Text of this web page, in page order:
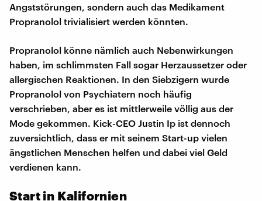
Angststörungen, sondern auch das Medikament
Propranolol trivialisiert werden könnten.
Propranolol könne nämlich auch Nebenwirkungen
haben, im schlimmsten Fall sogar Herzaussetzer oder
allergischen Reaktionen. In den Siebzigern wurde
Propranolol von Psychiatern noch häufig
verschrieben, aber es ist mittlerweile völlig aus der
Mode gekommen. Kick-CEO Justin Ip ist dennoch
zuversichtlich, dass er mit seinem Start-up vielen
ängstlichen Menschen helfen und dabei viel Geld
verdienen kann.
Start in Kalifornien